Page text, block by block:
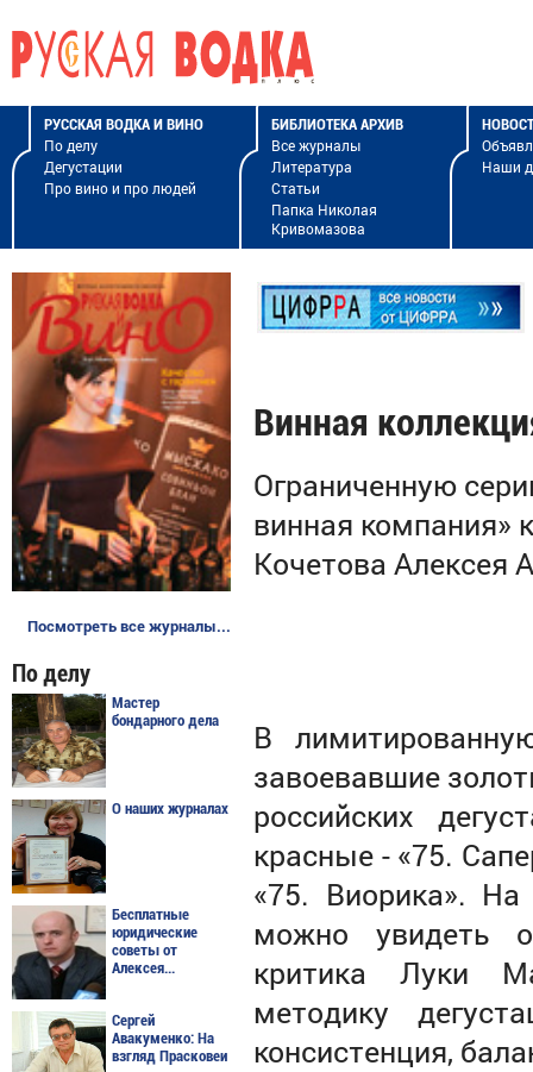
РУССКАЯ ВОДКА И ВИНО
По делу
Дегустации
Про вино и про людей
БИБЛИОТЕКА АРХИВ
Все журналы
Литература
Статьи
Папка Николая
Кривомазова
Наши
Посмотреть все журналы...
По делу
Мастер
бондарного дела
О наших журналах
Бесплатные
юридические
советы от
Алексея...
Сергей
Авакуменко: На
взгляд Прасковеи
Винная
Ограниченную
винная компания»
Кочетова Алексея
В
завоевавшие
российских
красные - «75.
«75. Виорика». На
можно увидеть
критика Луки
методику
консистенция,